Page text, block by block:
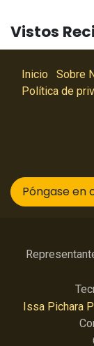
Vistos
Inicio Sobre
Política de
Póngase en
Issa Pichara